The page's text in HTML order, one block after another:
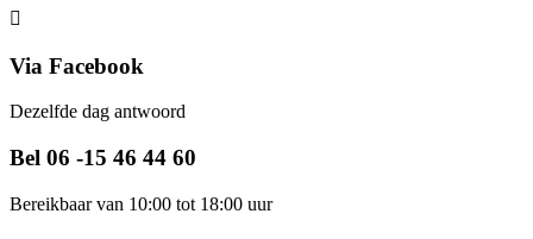
Via Facebook
Dezelfde dag antwoord
Bel 06 -15 46 44 60
Bereikbaar van 10:00 tot 18:00 uur